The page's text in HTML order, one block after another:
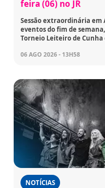
feira (06) no JR
Sessão extraordinária em
eventos do fim de
Torneio Leiteiro de Cunha
06 AGO 2026 - 13H58
NOTÍCIAS